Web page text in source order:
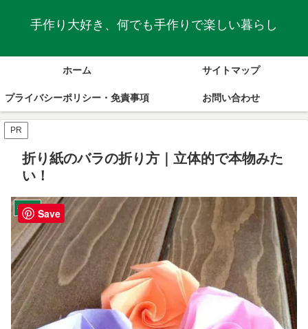
手作り大好き、何でも手作りで楽しい暮らし
ホーム サイトマップ
プライバシーポリシー・免責事項 お問い合わせ
PR
折り紙のバラの折り方｜立体的で本物みた
い！
折り紙 Save